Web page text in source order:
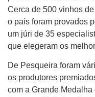
Cerca de 500 vinhos
o país foram provados
um júri de 35
que elegeram os
De Pesqueira foram
os produtores
com a Grande Medalha